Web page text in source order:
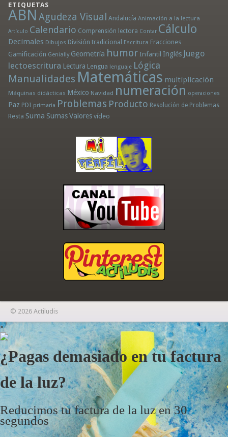
ETIQUETAS
ABN Agudeza Visual Andalucía Animación a la lectura
Artículo Calendario Comprensión lectora Contar Cálculo
Decimales Dibujos División tradicional Escritura Fracciones
Gamificación Genially Geometría humor Infantil Inglés Juego
lectoescritura Lectura Lengua lenguaje Lógica
Manualidades Matemáticas multiplicación
Máquinas didácticas México Navidad numeración operaciones
Paz PDI primaria Problemas Producto Resolución de Problemas
Resta Suma Sumas Valores vídeo
© 2026 Actiludis
×
¿Pagas demasiado en tu factura
de la luz?
Reducimos tu factura de la luz en 30
segundos